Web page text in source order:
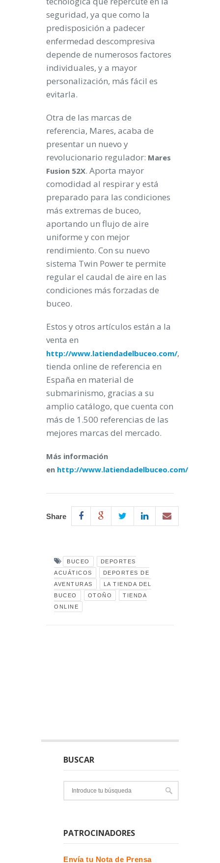
seguridad, ya que como la
predisposición a padecer
enfermedad descompresiva
depende de numerosos factores
individuales, y a mayor
personalización, más fácil es
evitarla.
Otra de las marcas de
referencia, Mares, acaba de
presentar un nuevo y
revolucionario regulador: Mares
Fusion 52X. Aporta mayor
comodidad al respirar y está
preparado para las condiciones
más extremas de buceo,
aportando un flujo de aire
uniforme y con mejor
rendimiento. Con su nuevo
sistema Twin Power te permite
regular el caudal de aire en las
condiciones más forzadas de
buceo.
Estos y otros artículos están a la
venta en
http://www.latiendadelbuceo.com/,
tienda online de referencia en
España en material de
submarinismo, gracias a su
amplio catálogo, que cuenta con
más de 1.500 referencias de las
mejores marcas del mercado.
Más información
en http://www.latiendadelbuceo.com/
Share
BUCEO
DEPORTES
ACUÁTICOS
DEPORTES DE
AVENTURAS
LA TIENDA DEL
BUCEO
OTOÑO
TIENDA
ONLINE
BUSCAR
PATROCINADORES
Envía tu Nota de Prensa